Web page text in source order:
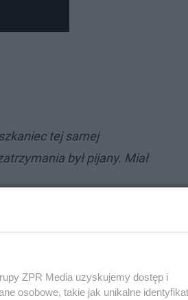
tej samej
był pijany. Miał
ZPR Media uzyskujemy dostęp i
osobowe, takie jak unikalne